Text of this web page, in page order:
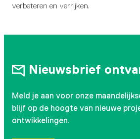
verbeteren en verrijken.
Nieuwsbrief
Meld je aan voor onze
blijf op de hoogte van nieuwe
ontwikkelingen.